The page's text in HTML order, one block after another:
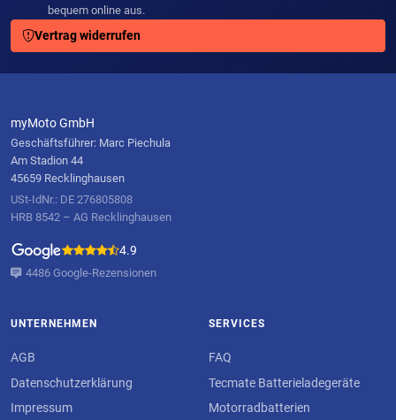
bequem online aus.
Vertrag widerrufen
myMoto GmbH
Geschäftsführer: Marc Piechula
Am Stadion 44
45659 Recklinghausen
USt-IdNr.: DE 276805808
HRB 8542 – AG Recklinghausen
4.9
4486 Google-Rezensionen
UNTERNEHMEN
AGB
Datenschutzerklärung
Impressum
SERVICES
FAQ
Tecmate Batterieladegeräte
Motorradbatterien